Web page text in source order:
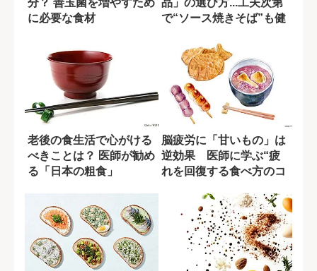
に必要な食材
で“ソース焼きそば”も健
老後の食生活で心がける
べきことは？ 医師が勧め
る「日本の粗食」
脳疲労に「甘いもの」は
逆効果 医師に学ぶ“疲
れを回復する食べ方のコ